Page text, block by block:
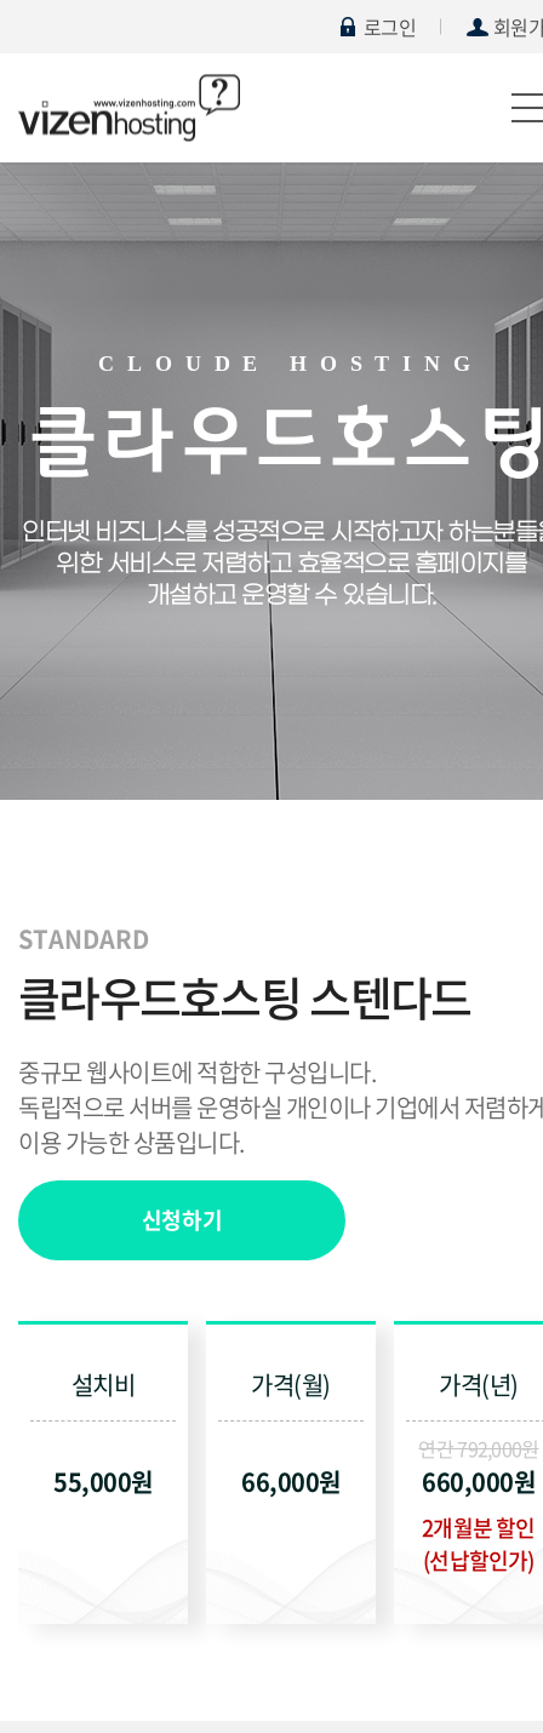
로그인 회원
CLOUDE HOSTING
클라우드호스
인터넷 비즈니스를 성공적으로 시작하고자 하는분들
위한 서비스로저렴하고 효율적으로 홈페이지를
개설하고 운영할 수 있습니다.
STANDARD
클라우드호스팅 스텐다드
중규모 웹사이트에 적합한 구성입니다.
독립적으로 서버를 운영하실 개인이나 기업에서 저렴하
이용 가능한 상품입니다.
신청하기
설치비
55,000원
가격(월)
66,000원
가격(년)
연간 792,000원
660,000원
2개월분 할인
(선납할인가)